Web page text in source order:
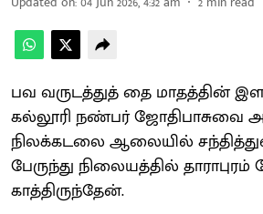
பவ வருடத்துத் தை மாதத்தின்
கல்லூரி நண்பர் ஜோதிபாசுவை
நிலக்கடலை ஆலையில்
பேருந்து நிலையத்தில் தாராபுரம்
காத்திருந்தேன்.